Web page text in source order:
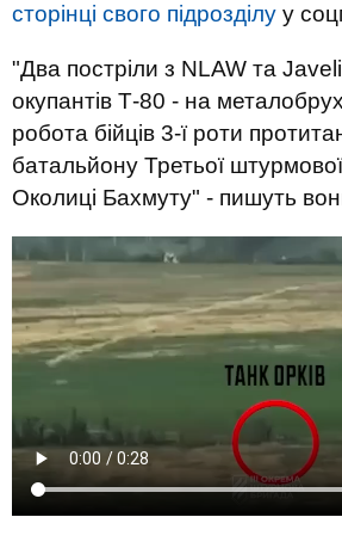
сторінці свого підрозділу у
"Два постріли з NLAW та
окупантів Т-80 - на
робота бійців 3-ї роти
батальйону Третьої
Околиці Бахмуту" - пишуть